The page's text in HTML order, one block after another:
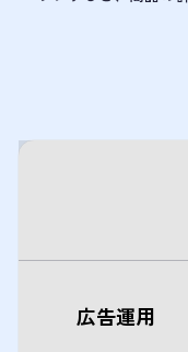
広告運用